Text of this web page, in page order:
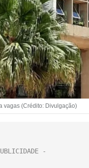
vagas (Crédito: Divulgação)